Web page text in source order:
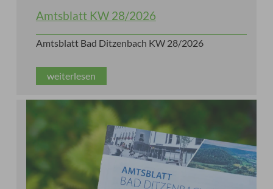
Amtsblatt KW 28/2026
Amtsblatt Bad Ditzenbach KW 28/2026
weiterlesen